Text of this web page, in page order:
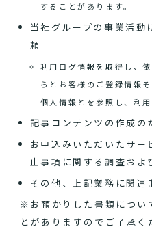
することがあります。
当社グループの事業活動
頼
利用ログ情報を取得し、
らとお客様のご登録情報
個人情報とを参照し、利
記事コンテンツの作成の
お申込みいただいたサー
止事項に関する調査およ
その他、上記業務に関連
※お預かりした書類につい
とがありますのでご了承く